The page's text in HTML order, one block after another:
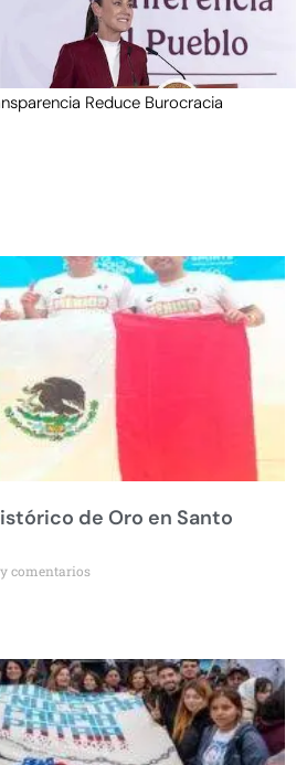
Reduce Burocracia
de Oro en Santo
comentarios